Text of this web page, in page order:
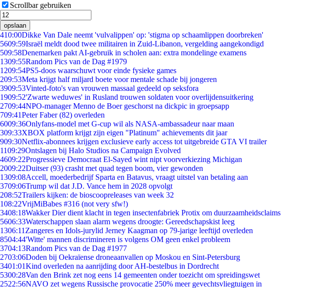
Scrollbar gebruiken
opslaan
410:00Dikke Van Dale neemt 'vulvalippen' op: 'stigma op schaamlippen doorbreken'
5609:59Israël meldt dood twee militairen in Zuid-Libanon, vergelding aangekondigd
509:58Denemarken pakt AI-gebruik in scholen aan: extra mondelinge examens
1309:55Random Pics van de Dag #1979
1209:54PS5-doos waarschuwt voor einde fysieke games
209:53Meta krijgt half miljard boete voor mentale schade bij jongeren
3909:53Vinted-foto's van vrouwen massaal gedeeld op seksfora
1909:52'Zwarte weduwes' in Rusland trouwen soldaten voor overlijdensuitkering
2709:44NPO-manager Menno de Boer geschorst na dickpic in groepsapp
709:41Peter Faber (82) overleden
6009:36Onlyfans-model met G-cup wil als NASA-ambassadeur naar maan
309:33XBOX platform krijgt zijn eigen "Platinum" achievements dit jaar
909:30Netflix-abonnees krijgen exclusieve early access tot uitgebreide GTA VI trailer
1109:29Ontslagen bij Halo Studios na Campaign Evolved
4609:22Progressieve Democraat El-Sayed wint nipt voorverkiezing Michigan
2009:22Duitser (93) crasht met quad tegen boom, vier gewonden
1309:08Accell, moederbedrijf Sparta en Batavus, vraagt uitstel van betaling aan
3709:06Trump wil dat J.D. Vance hem in 2028 opvolgt
208:52Trailers kijken: de bioscoopreleases van week 32
108:22VrijMiBabes #316 (not very sfw!)
3408:18Wakker Dier dient klacht in tegen insectenfabriek Protix om duurzaamheidsclaims
5606:33Waterschappen slaan alarm wegens droogte: Gereedschapskist leeg
1306:11 Zangeres en Idols-jurylid Jerney Kaagman op 79-jarige leeftijd overleden
8504:44'Witte' mannen discrimineren is volgens OM geen enkel probleem
3704:13Random Pics van de Dag #1977
2703:06Doden bij Oekraïense droneaanvallen op Moskou en Sint-Petersburg
3401:01Kind overleden na aanrijding door AH-bestelbus in Dordrecht
5300:28Van den Brink zet nog eens 14 gemeenten onder toezicht om spreidingswet
2522:56NAVO zet wegens Russische provocatie 250% meer gevechtsvliegtuigen in